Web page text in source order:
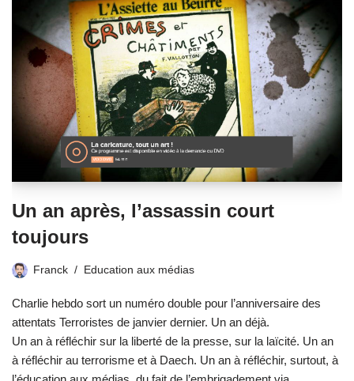
Un an après, l’assassin court
toujours
Franck Education aux médias
Charlie hebdo sort un numéro double pour l’anniversaire des
attentats Terroristes de janvier dernier. Un an déjà.
Un an à réfléchir sur la liberté de la presse, sur la laïcité. Un an
à réfléchir au terrorisme et à Daech. Un an à réfléchir, surtout, à